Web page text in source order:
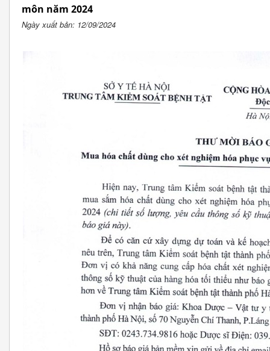
môn năm 2024
Ngày xuất bản: 12/09/2024